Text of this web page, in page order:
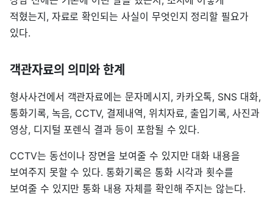
적혔는지, 자료로 확인되는 사실이 무엇인지 정리할 필요가
있다.
객관자료의 의미와 한계
형사사건에서 객관자료에는 문자메시지, 카카오톡, SNS 대화,
통화기록, 녹음, CCTV, 결제내역, 위치자료, 출입기록, 사진과
영상, 디지털 포렌식 결과 등이 포함될 수 있다.
CCTV는 동선이나 장면을 보여줄 수 있지만 대화 내용을
보여주지 못할 수 있다. 통화기록은 통화 시각과 횟수를
보여줄 수 있지만 통화 내용 자체를 확인해 주지는 않는다.